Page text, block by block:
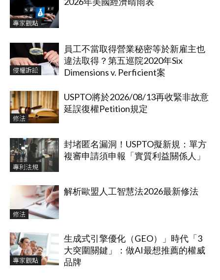
專家觀點
侵權訴訟
員工不當取得營業秘密等於新雇主也
違法取得？第五巡院2020年Six
Dimensions v. Perficient案
修法
USPTO將於2026/08/13再收緊非故意
延誤復權Petition規定
專利法規
封堵匿名漏洞！USPTO擬新規：單方
複審申請須申報「實質利益關係人」
修法
解析歐盟人工智慧法2026最新修法
專家觀點
生成式引擎優化（GEO）」時代「3
大突圍關鍵」：做AI最想推薦的權威
品牌